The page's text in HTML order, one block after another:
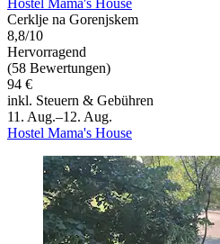
Cerklje na Gorenjskem
8,8/10
Hervorragend
(58 Bewertungen)
94 €
inkl. Steuern & Gebühren
11. Aug.–12. Aug.
Hostel Mama's House